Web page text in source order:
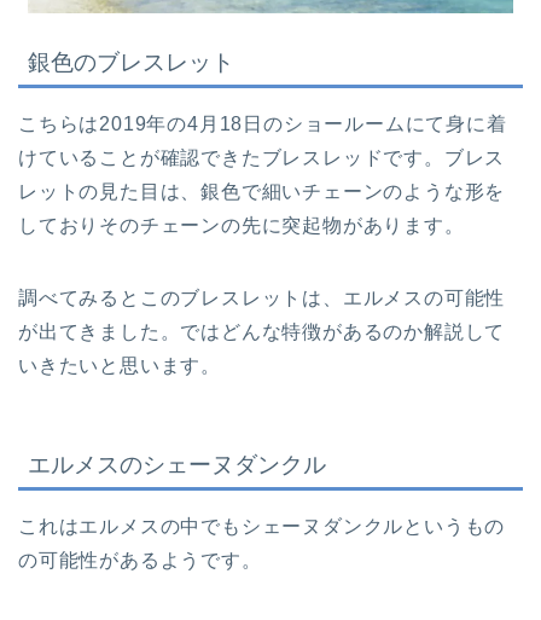
銀色のブレスレット
こちらは2019年の4月18日のショールームにて身に着
けていることが確認できたブレスレッドです。ブレス
レットの見た目は、銀色で細いチェーンのような形を
しておりそのチェーンの先に突起物があります。
調べてみるとこのブレスレットは、エルメスの可能性
が出てきました。ではどんな特徴があるのか解説して
いきたいと思います。
エルメスのシェーヌダンクル
これはエルメスの中でもシェーヌダンクルというもの
の可能性があるようです。